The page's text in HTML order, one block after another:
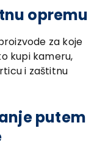
opremu
za koje
kupi kameru,
i zaštitnu
putem